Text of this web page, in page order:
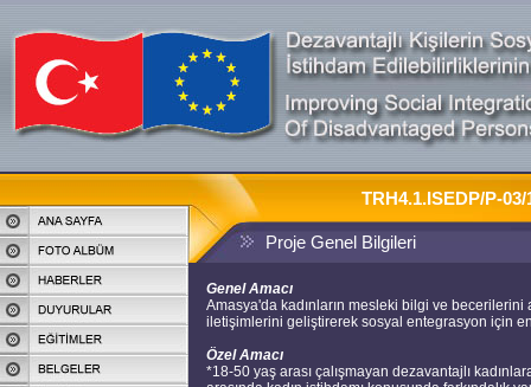
TRH4.1.ISEDP/P-
Proje Genel Bilgileri
Genel Amacı
Amasya'da kadınların mesleki bilgi ve
iletişimlerini geliştirerek sosyal entegrasyon için
Özel Amacı
*18-50 yaş arası çalışmayan dezavantajlı